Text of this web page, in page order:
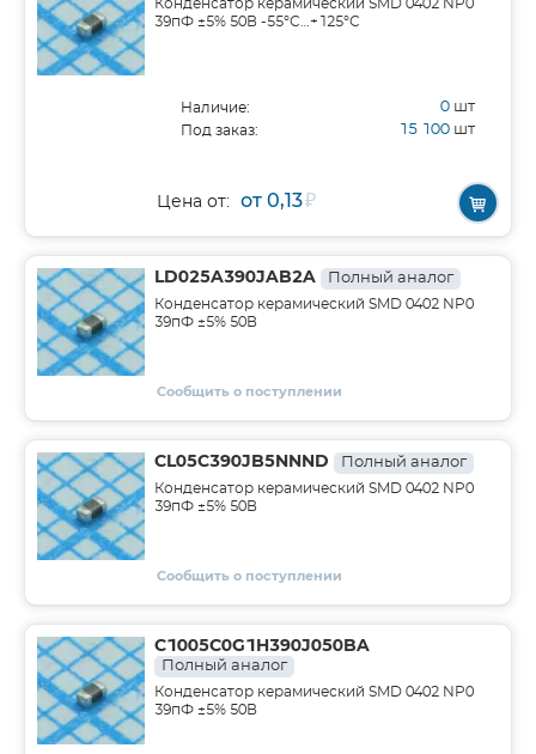
Конденсатор керамический SMD 0402 NP0
39пФ ±5% 50В -55°С…+125°С
Наличие: 0 шт
Под заказ: 15 100 шт
Цена от: от 0,13₽
LD025A390JAB2A Полный аналог
Конденсатор керамический SMD 0402 NP0
39пФ ±5% 50В
Сообщить о поступлении
CL05C390JB5NNND Полный аналог
Конденсатор керамический SMD 0402 NP0
39пФ ±5% 50В
Сообщить о поступлении
C1005C0G1H390J050BA
Полный аналог
Конденсатор керамический SMD 0402 NP0
39пФ ±5% 50В